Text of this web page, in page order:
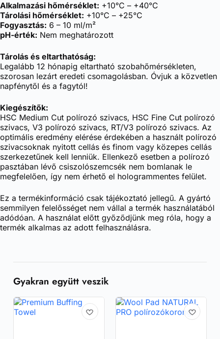
Alkalmazási hőmérséklet: +10°C – +40°C
Tárolási hőmérséklet: +10°C – +25°C
Fogyasztás: 6 – 10 ml/m²
pH-érték: Nem meghatározott
Tárolás és eltarthatóság:
Legalább 12 hónapig eltartható szobahőmérsékleten,
szorosan lezárt eredeti csomagolásban. Óvjuk a közvetlen
napfénytől és a fagytól!
Kiegészítők:
HSC Medium Cut polírozó szivacs, HSC Fine Cut polírozó
szivacs, V3 polírozó szivacs, RT/V3 polírozó szivacs. Az
optimális eredmény elérése érdekében a használt polírozó
szivacsoknak nyitott cellás és finom vagy közepes cellás
szerkezetűnek kell lenniük. Ellenkező esetben a polírozó
pasztában lévő csiszolószemcsék nem bomlanak le
megfelelően, így nem érhető el hologrammentes felület.
Ez a termékinformáció csak tájékoztató jellegű. A gyártó
semmilyen felelősséget nem vállal a termék használatából
adódóan. A használat előtt győződjünk meg róla, hogy a
termék alkalmas az adott felhasználásra.
Gyakran együtt veszik